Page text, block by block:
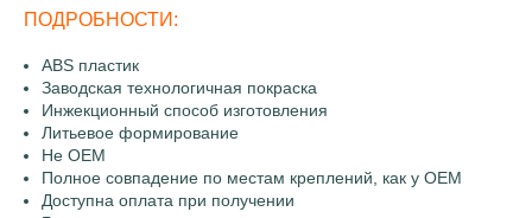
ПОДРОБНОСТИ:
ABS пластик
Заводская технологичная покраска
Инжекционный способ изготовления
Литьевое формирование
Не OEM
Полное совпадение по местам креплений, как у OEM
Доступна оплата при получении